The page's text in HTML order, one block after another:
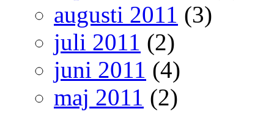
augusti 2011 (3)
juli 2011 (2)
juni 2011 (4)
maj 2011 (2)